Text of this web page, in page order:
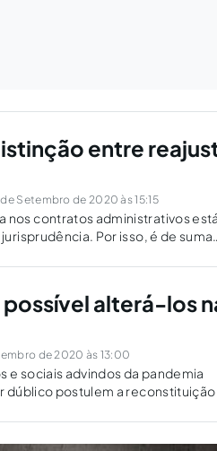
entre
Setembro de 2020 às 15:15
nos contratos administrativos está
Por isso, é de suma
alterá-los
de 2020 às 13:00
sociais advindos da pandemia
dúblico postulem a